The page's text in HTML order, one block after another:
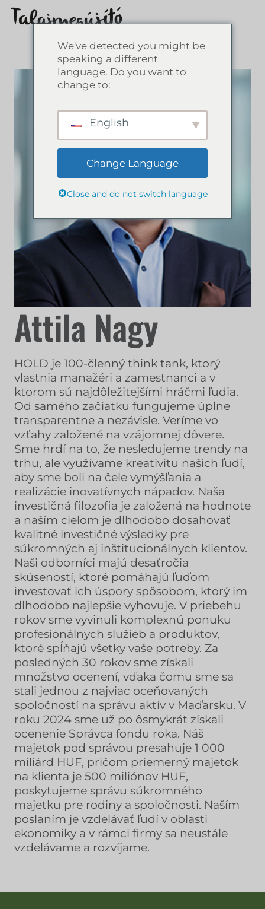
Attila Nagy
HOLD je 100-členný think tank, ktorý
vlastnia manažéri a zamestnanci a v
ktorom sú najdôležitejšími hráčmi ľudia.
Od samého začiatku fungujeme úplne
transparentne a nezávisle. Veríme vo
vzťahy založené na vzájomnej dôvere.
Sme hrdí na to, že nesledujeme trendy na
trhu, ale využívame kreativitu našich ľudí,
aby sme boli na čele vymýšľania a
realizácie inovatívnych nápadov. Naša
investičná filozofia je založená na hodnote
a naším cieľom je dlhodobo dosahovať
kvalitné investičné výsledky pre
súkromných aj inštitucionálnych klientov.
Naši odborníci majú desaťročia
skúseností, ktoré pomáhajú ľuďom
investovať ich úspory spôsobom, ktorý im
dlhodobo najlepšie vyhovuje. V priebehu
rokov sme vyvinuli komplexnú ponuku
profesionálnych služieb a produktov,
ktoré spĺňajú všetky vaše potreby. Za
posledných 30 rokov sme získali
množstvo ocenení, vďaka čomu sme sa
stali jednou z najviac oceňovaných
spoločností na správu aktív v Maďarsku. V
roku 2024 sme už po ôsmykrát získali
ocenenie Správca fondu roka. Náš
majetok pod správou presahuje 1 000
miliárd HUF, pričom priemerný majetok
na klienta je 500 miliónov HUF,
poskytujeme správu súkromného
majetku pre rodiny a spoločnosti. Naším
poslaním je vzdelávať ľudí v oblasti
ekonomiky a v rámci firmy sa neustále
vzdelávame a rozvíjame.
We've detected you might be
speaking a different
language. Do you want to
change to:
English
Change Language
Close and do not switch language